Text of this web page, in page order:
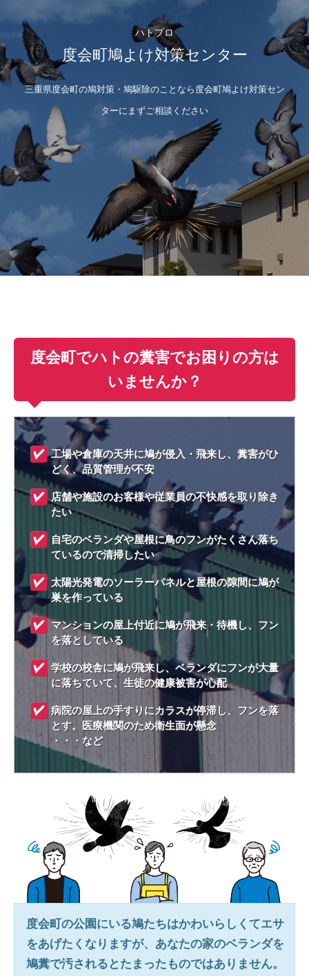
ハトプロ
度会町鳩よけ対策センター
三重県度会町の鳩対策・鳩駆除のことなら度会町鳩よけ対策セン
ターにまずご相談ください
度会町でハトの糞害でお困りの方は
いませんか？
工場や倉庫の天井に鳩が侵入・飛来し、糞害がひ
どく、品質管理が不安
店舗や施設のお客様や従業員の不快感を取り除き
たい
自宅のベランダや屋根に鳥のフンがたくさん落ち
ているので清掃したい
太陽光発電のソーラーパネルと屋根の隙間に鳩が
巣を作っている
マンションの屋上付近に鳩が飛来・待機し、フン
を落としている
学校の校舎に鳩が飛来し、ベランダにフンが大量
に落ちていて、生徒の健康被害が心配
病院の屋上の手すりにカラスが停滞し、フンを落
とす。医療機関のため衛生面が懸念
・・・など
度会町の公園にいる鳩たちはかわいらしくてエサ
をあげたくなりますが、あなたの家のベランダを
鳩糞で汚されるとたまったものではありません。